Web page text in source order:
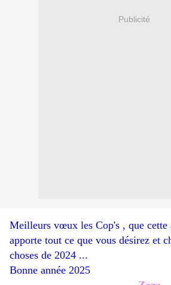
Publicité
Meilleurs vœux les Cop's , que cette
apporte tout ce que vous désirez et
choses de 2024 ...
Bonne année 2025